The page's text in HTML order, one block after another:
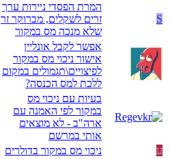
S
המרת הפסדי ניירות ערך
זרים לשקלים, מברוקר זר
שלא מנכה מס במקור
אפשר לקבל אונליין
אישור ניכוי מס במקור
לפיצויים\תגמולים במקום
ללכת למס הכנסה?
בעיות עם ניכוי מס
במקור לפי האמנה עם
ארה"ב - לא מוצאים
אותי במרשם
ע ניכוי מס במקור בדולרים